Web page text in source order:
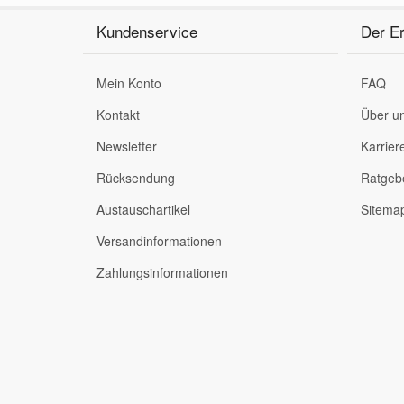
Kundenservice
Mein Konto
Kontakt
Newsletter
Rücksendung
Austauschartikel
Versandinformationen
Zahlungsinformationen
Der
FAQ
Über
Mazda Ersatzteile
Mercedes Ersatzteile
Mini Ersatzteile
Nissan Ersatzteile